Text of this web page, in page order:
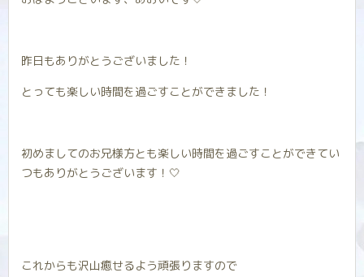
昨日もありがとうございました！
とっても楽しい時間を過ごすことができました！
初めましてのお兄様方とも楽しい時間を過ごすことができてい
つもありがとうございます！‎🤍
これからも沢山癒せるよう頑張りますので